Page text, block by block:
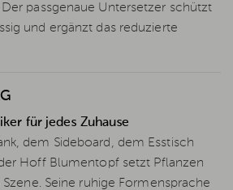
passgenaue Untersetzer schützt
und ergänzt das reduzierte
für jedes Zuhause
dem Sideboard, dem Esstisch
Hoff Blumentopf setzt Pflanzen
Seine ruhige Formensprache